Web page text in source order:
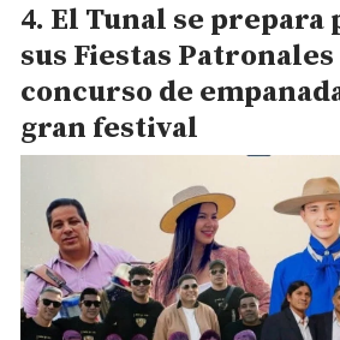
El Tunal se prepara
sus Fiestas Patronales
concurso de
gran festival